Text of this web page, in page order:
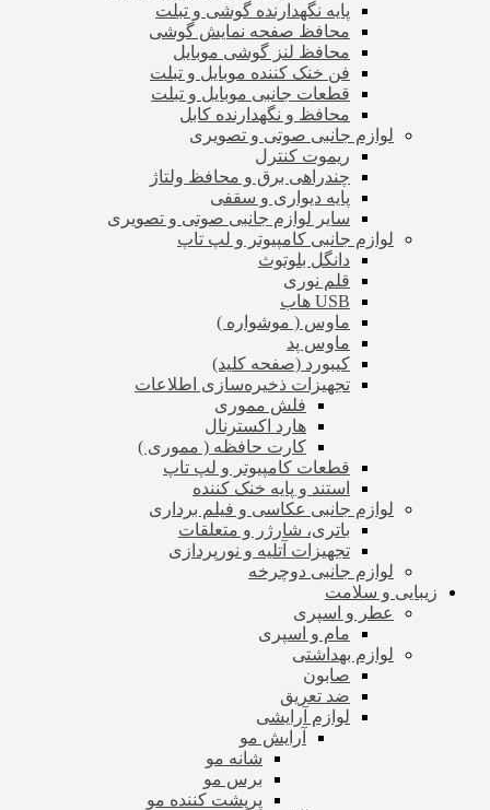
پایه نگهدارنده گوشی و تبلت
محافظ صفحه نمایش گوشی
محافظ لنز گوشی موبایل
فن خنک کننده موبایل و تبلت
قطعات جانبی موبایل و تبلت
محافظ و نگهدارنده کابل
لوازم جانبی صوتی و تصویری
ریموت کنترل
چندراهی برق و محافظ ولتاژ
پایه دیواری و سقفی
سایر لوازم جانبی صوتی و تصویری
لوازم جانبی کامپیوتر و لپ تاپ
دانگل بلوتوث
قلم نوری
USB هاب
ماوس ( موشواره )
ماوس پد
کیبورد (صفحه کلید)
تجهیزات ذخیره‌سازی اطلاعات
فلش مموری
هارد اکسترنال
کارت حافظه ( مموری )
قطعات کامپیوتر و لپ تاپ
استند و پایه خنک کننده
لوازم جانبی عکاسی و فیلم برداری
باتری، شارژر و متعلقات
تجهیزات آتلیه و نورپردازی
لوازم جانبی دوچرخه
زیبایی و سلامت
عطر و اسپری
مام و اسپری
لوازم بهداشتی
صابون
ضد تعریق
لوازم آرایشی
آرایش مو
شانه مو
برس مو
پرپشت کننده مو